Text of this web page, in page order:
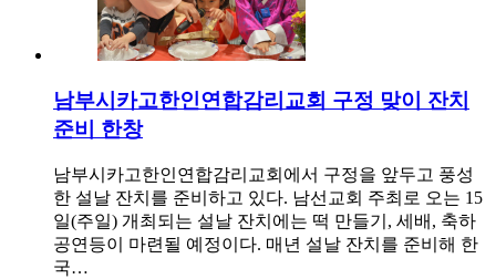
남부시카고한인연합감리교회 구정 맞이 잔치
준비 한창
남부시카고한인연합감리교회에서 구정을 앞두고 풍성
한 설날 잔치를 준비하고 있다. 남선교회 주최로 오는 15
일(주일) 개최되는 설날 잔치에는 떡 만들기, 세배, 축하
공연등이 마련될 예정이다. 매년 설날 잔치를 준비해 한
국…